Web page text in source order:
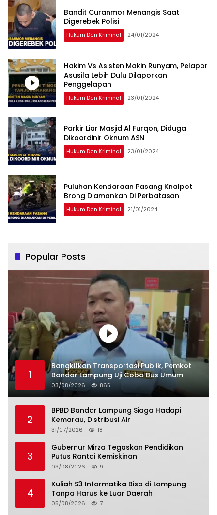
Bandit Curanmor Menangis Saat
Digerebek Polisi
Hukum Dan Kriminal 24/01/2024
Hakim Vs Asisten Makin Runyam, Pelapor
Asusila Lebih Dulu Dilaporkan
Penggelapan
Hukum Dan Kriminal 23/01/2024
Parkir Liar Masjid Al Furqon, Diduga
Dikoordinir Oknum ASN
Hukum Dan Kriminal 23/01/2024
Puluhan Kendaraan Pasang Knalpot
Brong Diamankan Di Perbatasan
Hukum Dan Kriminal 21/01/2024
Popular Posts
1
Bangkitkan Transportasi Publik, Pemkot
Bandar Lampung Uji Coba Bus Umum
03/08/2026 865
2
BPBD Bandar Lampung Siaga Hadapi
Kemarau, Distribusi Air
31/07/2026 18
3
Gubernur Mirza Tegaskan Pendidikan
Putus Rantai Kemiskinan
03/08/2026 9
4
Kuliah S3 Informatika Bisa di Lampung
Tanpa Harus ke Luar Daerah
05/08/2026 7